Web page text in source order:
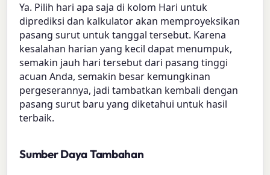
Ya. Pilih hari apa saja di kolom Hari untuk
diprediksi dan kalkulator akan memproyeksikan
pasang surut untuk tanggal tersebut. Karena
kesalahan harian yang kecil dapat menumpuk,
semakin jauh hari tersebut dari pasang tinggi
acuan Anda, semakin besar kemungkinan
pergeserannya, jadi tambatkan kembali dengan
pasang surut baru yang diketahui untuk hasil
terbaik.
Sumber Daya Tambahan